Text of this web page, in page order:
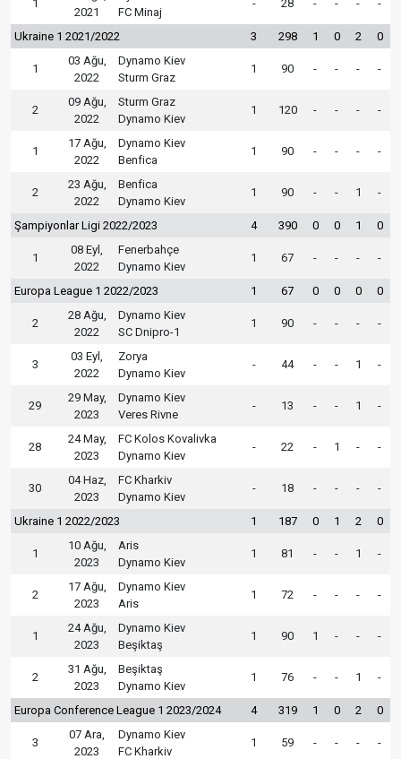
1
2021
FC Minaj
- 28 - - - -
Ukraine 1 2021/2022 3 298 1 0 2 0
1
03 Ağu,
2022
Dynamo Kiev
Sturm Graz
1 90 - - - -
2
09 Ağu,
2022
Sturm Graz
Dynamo Kiev
1 120 - - - -
1
17 Ağu,
2022
Dynamo Kiev
Benfica
1 90 - - - -
2
23 Ağu,
2022
Benfica
Dynamo Kiev
1 90 - - 1 -
Şampiyonlar Ligi 2022/2023 4 390 0 0 1 0
1
08 Eyl,
2022
Fenerbahçe
Dynamo Kiev
1 67 - - - -
Europa League 1 2022/2023 1 67 0 0 0 0
2
28 Ağu,
2022
Dynamo Kiev
SC Dnipro-1
1 90 - - - -
3
03 Eyl,
2022
Zorya
Dynamo Kiev
- 44 - - 1 -
29
29 May,
2023
Dynamo Kiev
Veres Rivne
- 13 - - 1 -
28
24 May,
2023
FC Kolos Kovalivka
Dynamo Kiev
- 22 - 1 - -
30
04 Haz,
2023
FC Kharkiv
Dynamo Kiev
- 18 - - - -
Ukraine 1 2022/2023 1 187 0 1 2 0
1
10 Ağu,
2023
Aris
Dynamo Kiev
1 81 - - 1 -
2
17 Ağu,
2023
Dynamo Kiev
Aris
1 72 - - - -
1
24 Ağu,
2023
Dynamo Kiev
Beşiktaş
1 90 1 - - -
2
31 Ağu,
2023
Beşiktaş
Dynamo Kiev
1 76 - - 1 -
Europa Conference League 1 2023/2024 4 319 1 0 2 0
3
07 Ara,
2023
Dynamo Kiev
FC Kharkiv
1 59 - - - -